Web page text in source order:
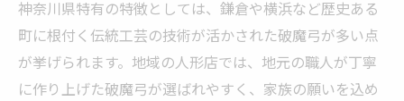
神奈川県特有の特徴としては、鎌倉や横浜など歴史ある
町に根付く伝統工芸の技術が活かされた破魔弓が多い点
が挙げられます。地域の人形店では、地元の職人が丁寧
に作り上げた破魔弓が選ばれやすく、家族の願いを込め